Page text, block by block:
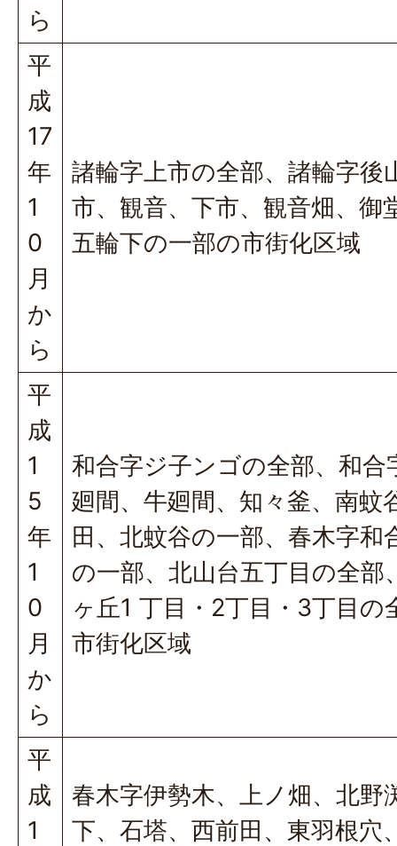
ら
平
成
17
年
1
0
月
か
ら
諸輪字上市の全部、諸輪字後
市、観音、下市、観音畑、御
五輪下の一部の市街化区域
平
成
1
5
年
1
0
月
か
ら
和合字ジ子ンゴの全部、和合
廻間、牛廻間、知々釜、南蚊
田、北蚊谷の一部、春木字和
の一部、北山台五丁目の全部
ヶ丘1 丁目・2丁目・3丁目の
市街化区域
平
成
1
春木字伊勢木、上ノ畑、北野
下、石塔、西前田、東羽根穴